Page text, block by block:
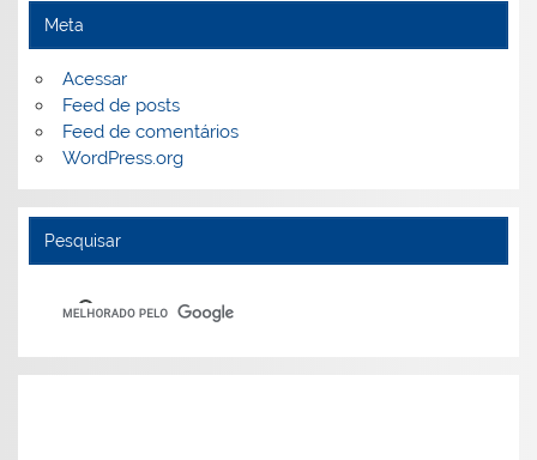
Meta
Acessar
Feed de posts
Feed de comentários
WordPress.org
Pesquisar